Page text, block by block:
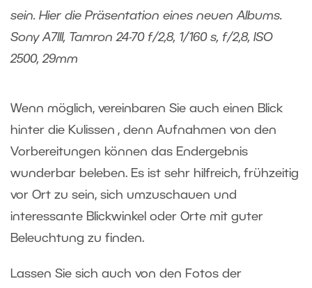
sein. Hier die Präsentation eines neuen Albums.
Sony A7III, Tamron 24-70 f/2,8, 1/160 s, f/2,8, ISO
2500, 29mm
Wenn möglich, vereinbaren Sie auch einen Blick
hinter die Kulissen , denn Aufnahmen von den
Vorbereitungen können das Endergebnis
wunderbar beleben. Es ist sehr hilfreich, frühzeitig
vor Ort zu sein, sich umzuschauen und
interessante Blickwinkel oder Orte mit guter
Beleuchtung zu finden.
Lassen Sie sich auch von den Fotos der